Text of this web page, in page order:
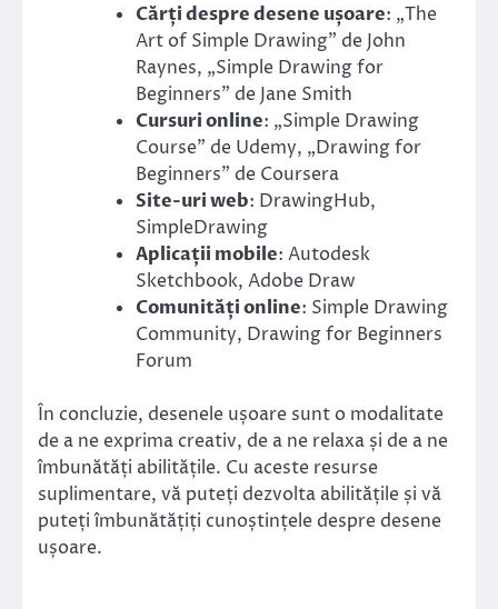
Cărți despre desene ușoare: „The
Art of Simple Drawing” de John
Raynes, „Simple Drawing for
Beginners” de Jane Smith
Cursuri online: „Simple Drawing
Course” de Udemy, „Drawing for
Beginners” de Coursera
Site-uri web: DrawingHub,
SimpleDrawing
Aplicații mobile: Autodesk
Sketchbook, Adobe Draw
Comunități online: Simple Drawing
Community, Drawing for Beginners
Forum
În concluzie, desenele ușoare sunt o modalitate
de a ne exprima creativ, de a ne relaxa și de a ne
îmbunătăți abilitățile. Cu aceste resurse
suplimentare, vă puteți dezvolta abilitățile și vă
puteți îmbunătățiți cunoștințele despre desene
ușoare.